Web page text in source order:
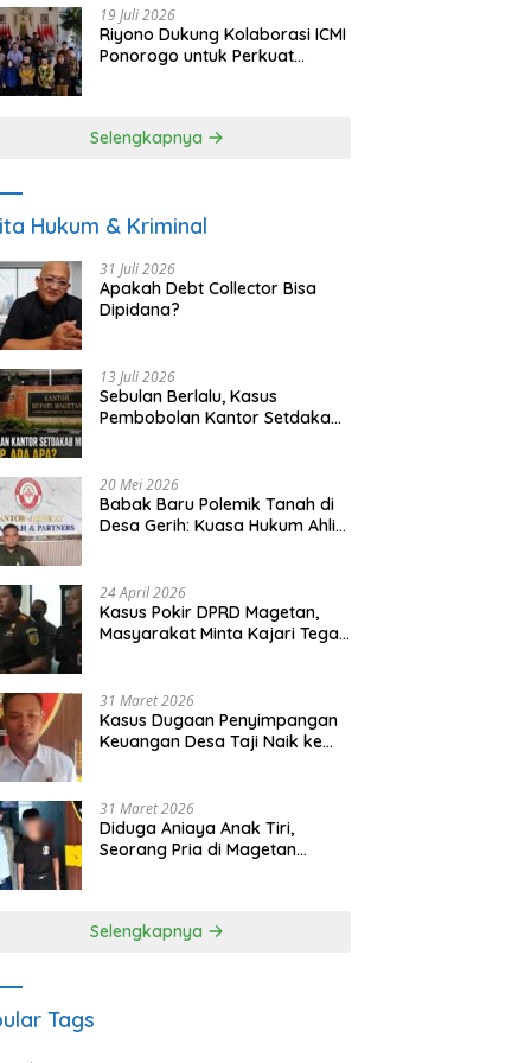
19 Juli 2026
Riyono Dukung Kolaborasi ICMI
Ponorogo untuk Perkuat
Selengkapnya
Hukum & Kriminal
31 Juli 2026
Apakah Debt Collector Bisa
Dipidana?
13 Juli 2026
Sebulan Berlalu, Kasus
Pembobolan Kantor Setdakab
20 Mei 2026
Babak Baru Polemik Tanah di
Desa Gerih: Kuasa Hukum Ahli
24 April 2026
Kasus Pokir DPRD Magetan,
Masyarakat Minta Kajari Tegak
31 Maret 2026
Kasus Dugaan Penyimpangan
Keuangan Desa Taji Naik ke
31 Maret 2026
Diduga Aniaya Anak Tiri,
Seorang Pria di Magetan
Selengkapnya
Tags